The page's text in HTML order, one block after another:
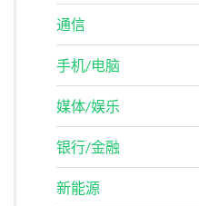
通信
手机/电脑
媒体/娱乐
银行/金融
新能源